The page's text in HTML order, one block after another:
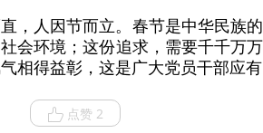
，人因节而立。春节是中华民族
会环境；这份追求，需要千千万
相得益彰，这是广大党员干部应
点赞 2